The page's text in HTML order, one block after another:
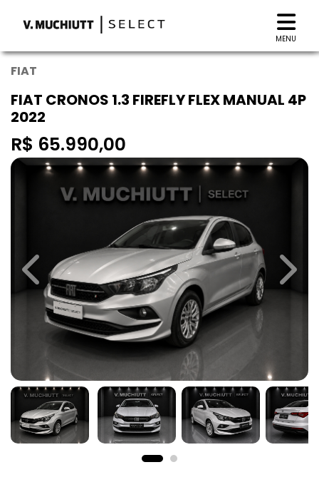
MENU
FIAT
FIAT CRONOS 1.3 FIREFLY FLEX MANUAL 4P
2022
R$ 65.990,00
Previous Next